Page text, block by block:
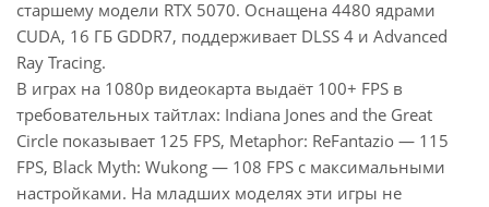
старшему модели RTX 5070. Оснащена 4480 ядрами
CUDA, 16 ГБ GDDR7, поддерживает DLSS 4 и Advanced
Ray Tracing.
В играх на 1080p видеокарта выдаёт 100+ FPS в
требовательных тайтлах: Indiana Jones and the Great
Circle показывает 125 FPS, Metaphor: ReFantazio — 115
FPS, Black Myth: Wukong — 108 FPS с максимальными
настройками. На младших моделях эти игры не